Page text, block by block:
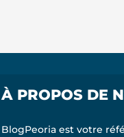
À PROPOS DE
BlogPeoria est votre